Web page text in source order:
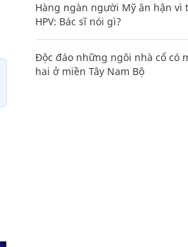
Hàng ngàn người Mỹ ân hận vì
HPV: Bác sĩ nói gì?
Độc đáo những ngôi nhà cổ có
hai ở miền Tây Nam Bộ